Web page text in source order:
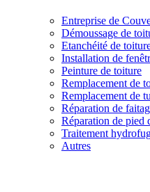
Entreprise de
Démoussage de
Etanchéité de
Installation de
Peinture de toiture
Remplacement de
Remplacement de
Réparation de
Réparation de pied
Traitement
Autres